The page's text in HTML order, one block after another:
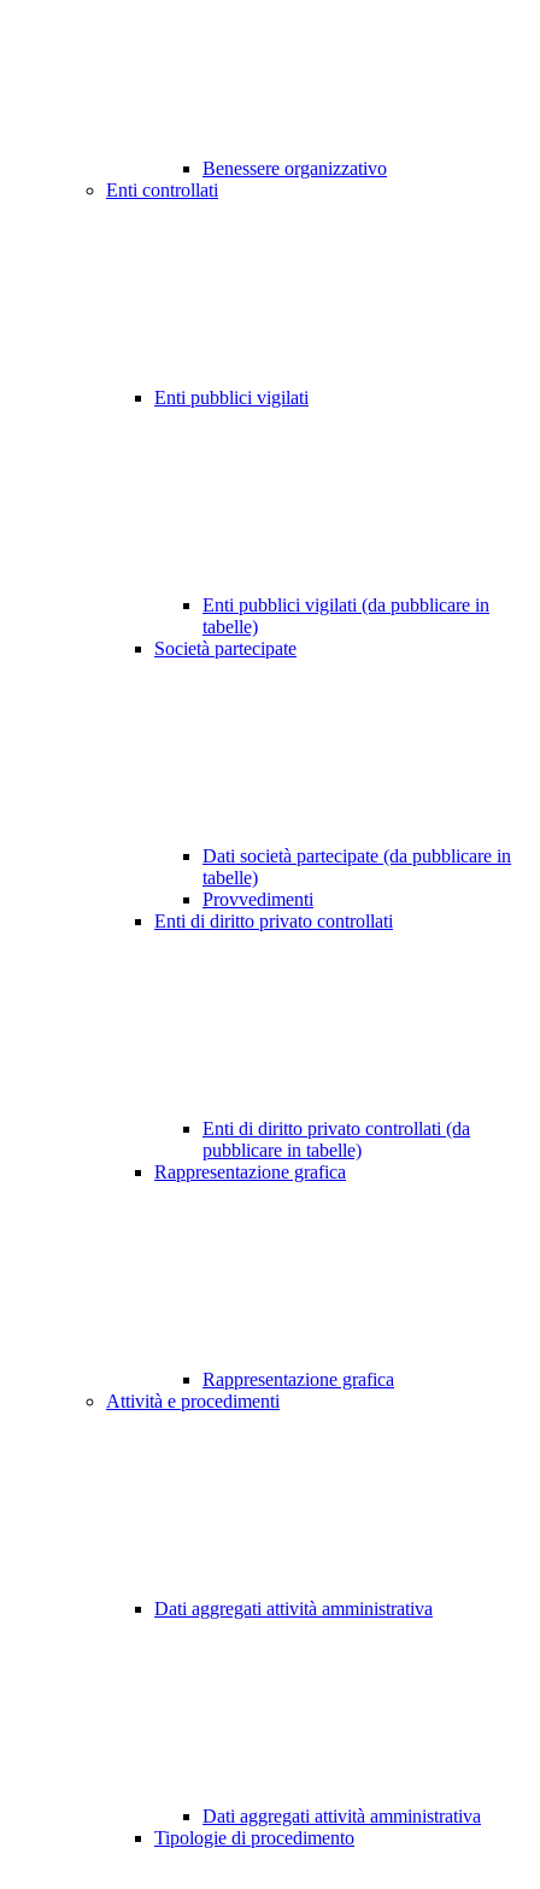
Benessere organizzativo
Enti controllati
Enti pubblici vigilati
Enti pubblici vigilati (da pubblicare in
tabelle)
Società partecipate
Dati società partecipate (da pubblicare in
tabelle)
Provvedimenti
Enti di diritto privato controllati
Enti di diritto privato controllati (da
pubblicare in tabelle)
Rappresentazione grafica
Rappresentazione grafica
Attività e procedimenti
Dati aggregati attività amministrativa
Dati aggregati attività amministrativa
Tipologie di procedimento